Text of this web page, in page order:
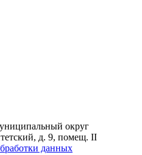
округ
д. 9, помещ. II
данных